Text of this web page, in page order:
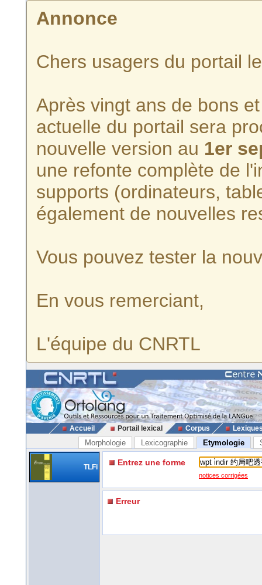
Annonce
Chers usagers du portail
Après vingt ans de bons
actuelle du portail sera
nouvelle version au 1er
une refonte complète de
supports (ordinateurs,
également de nouvelles
Vous pouvez tester la
En vous remerciant,
L'équipe du CNRTL
Accueil Portail lexical Corpus
Morphologie Lexicographie Etymologie
TLFi Entrez une forme
notices corrigées
Erreur